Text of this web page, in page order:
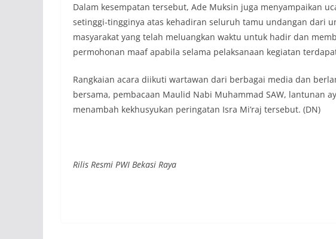
Dalam kesempatan tersebut, Ade Muksin juga menyampaikan
setinggi-tingginya atas kehadiran seluruh tamu undangan dari
masyarakat yang telah meluangkan waktu untuk hadir dan
permohonan maaf apabila selama pelaksanaan kegiatan
Rangkaian acara diikuti wartawan dari berbagai media dan
bersama, pembacaan Maulid Nabi Muhammad SAW, lantunan
menambah kekhusyukan peringatan Isra Mi’raj tersebut. (DN)
Rilis Resmi PWI Bekasi Raya